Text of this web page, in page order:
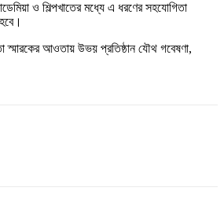
ও শিল্পখাতের মধ্যে এ ধরণের সহযোগিতা
স্মারকের আওতায় উভয় প্রতিষ্ঠান যৌথ গবেষণা,